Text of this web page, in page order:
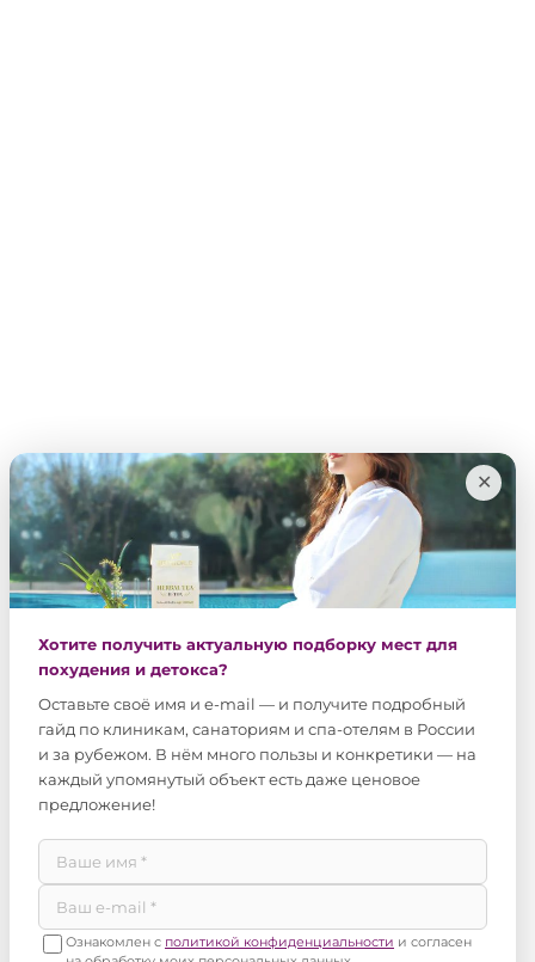
✕
Хотите получить актуальную подборку мест для
похудения и детокса?
Оставьте своё имя и e-mail — и получите подробный
гайд по клиникам, санаториям и спа-отелям в России
и за рубежом. В нём много пользы и конкретики — на
каждый упомянутый объект есть даже ценовое
предложение!
Ознакомлен с политикой конфиденциальности и согласен